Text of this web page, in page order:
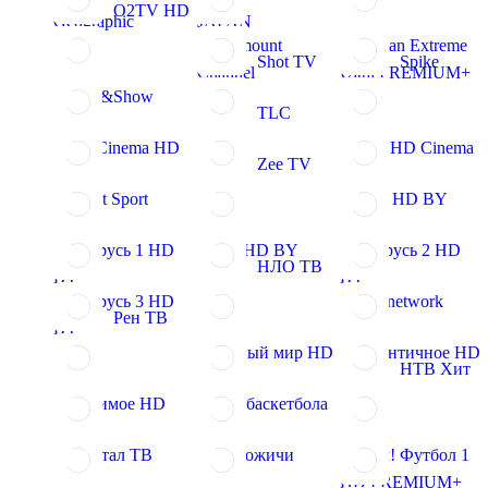
Geographic
JAPAN
O2TV HD
Paramount
Channel
Russian Extreme
Ultra PREMIUM+
Shop&Show
Shot TV Spike
Star Cinema HD
TLC
Ultra HD Cinema
Viasat Sport
Zee TV
ОНТ HD BY
Беларусь 1 HD
BY
РТР HD BY
Беларусь 2 HD
BY
Беларусь 3 HD
BY
НЛО ТВ
Gagsnetwork
Рен ТВ
Конный мир HD
Романтичное HD
Любимое HD Мир баскетбола
НТВ Хит
Квартал ТВ Сварожичи
Матч! Футбол 1
HD PREMIUM+